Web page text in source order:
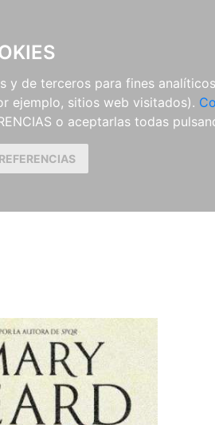
y de terceros para fines
ejemplo, sitios web visitados).
o aceptarlas todas